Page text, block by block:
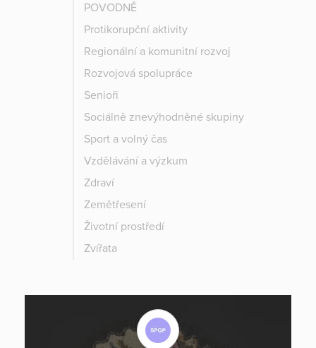
POVODNĚ
Protikorupční aktivity
Regionální a komunitní rozvoj
Rozvojová spolupráce
Senioři
Sociálně znevýhodněné skupiny
Sport a volný čas
Vzdělávání a výzkum
Zdraví
Zemětřesení
Životní prostředí
Zvířata